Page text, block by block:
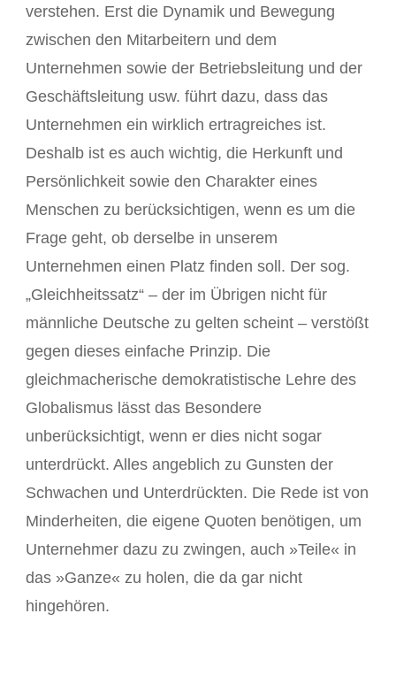
verstehen. Erst die Dynamik und Bewegung
zwischen den Mitarbeitern und dem
Unternehmen sowie der Betriebsleitung und der
Geschäftsleitung usw. führt dazu, dass das
Unternehmen ein wirklich ertragreiches ist.
Deshalb ist es auch wichtig, die Herkunft und
Persönlichkeit sowie den Charakter eines
Menschen zu berücksichtigen, wenn es um die
Frage geht, ob derselbe in unserem
Unternehmen einen Platz finden soll. Der sog.
„Gleichheitssatz“ – der im Übrigen nicht für
männliche Deutsche zu gelten scheint – verstößt
gegen dieses einfache Prinzip. Die
gleichmacherische demokratistische Lehre des
Globalismus lässt das Besondere
unberücksichtigt, wenn er dies nicht sogar
unterdrückt. Alles angeblich zu Gunsten der
Schwachen und Unterdrückten. Die Rede ist von
Minderheiten, die eigene Quoten benötigen, um
Unternehmer dazu zu zwingen, auch »Teile« in
das »Ganze« zu holen, die da gar nicht
hingehören.